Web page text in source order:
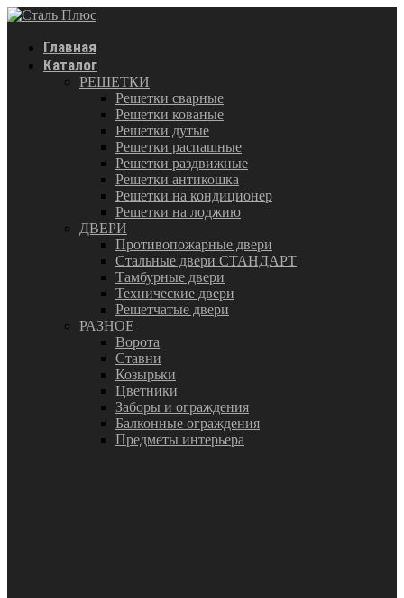
Главная
Каталог
РЕШЕТКИ
Решетки сварные
Решетки кованые
Решетки дутые
Решетки распашные
Решетки раздвижные
Решетки антикошка
Решетки на кондиционер
Решетки на лоджию
ДВЕРИ
Противопожарные двери
Стальные двери СТАНДАРТ
Тамбурные двери
Технические двери
Решетчатые двери
РАЗНОЕ
Ворота
Ставни
Козырьки
Цветники
Заборы и ограждения
Балконные ограждения
Предметы интерьера